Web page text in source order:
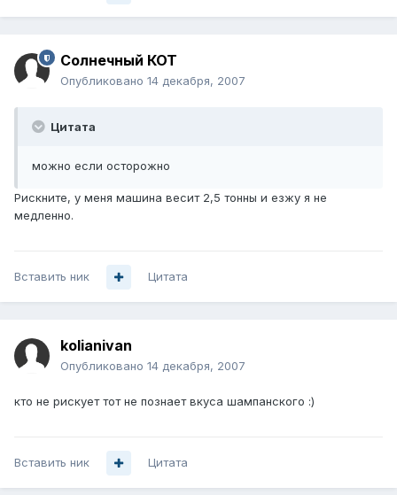
Солнечный КОТ
Опубликовано 14 декабря, 2007
Цитата
можно если осторожно
Рискните, у меня машина весит 2,5 тонны и езжу я не
медленно.
Вставить ник Цитата
kolianivan
Опубликовано 14 декабря, 2007
кто не рискует тот не познает вкуса шампанского :)
Вставить ник Цитата